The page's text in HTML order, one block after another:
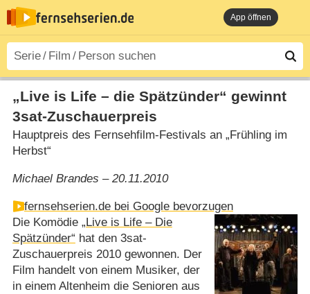
App öffnen
„Live is Life – die Spätzünder“ gewinnt
3sat-Zuschauerpreis
Hauptpreis des Fernsehfilm-Festivals an „Frühling im
Herbst“
Michael Brandes – 20.11.2010
fernsehserien.de bei Google bevorzugen
Die Komödie „Live is Life – Die
Spätzünder“ hat den 3sat-
Zuschauerpreis 2010 gewonnen. Der
Film handelt von einem Musiker, der
in einem Altenheim die Senioren aus